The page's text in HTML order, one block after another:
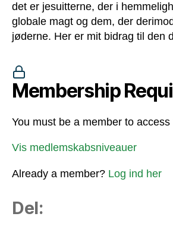
det er jesuitterne, der i
globale magt og dem, der
jøderne. Her er mit bidrag til den
Membership
You must be a member to
Vis medlemskabsniveauer
Already a member? Log ind her
Del: